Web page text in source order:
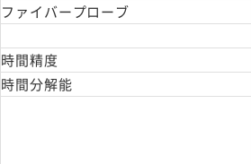
ファイバープローブ
時間精度
時間分解能